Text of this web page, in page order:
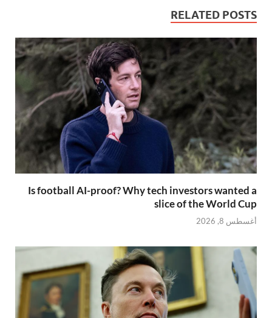
RELATED POSTS
Is football AI-proof? Why tech investors wanted a
slice of the World Cup
أغسطس 8, 2026